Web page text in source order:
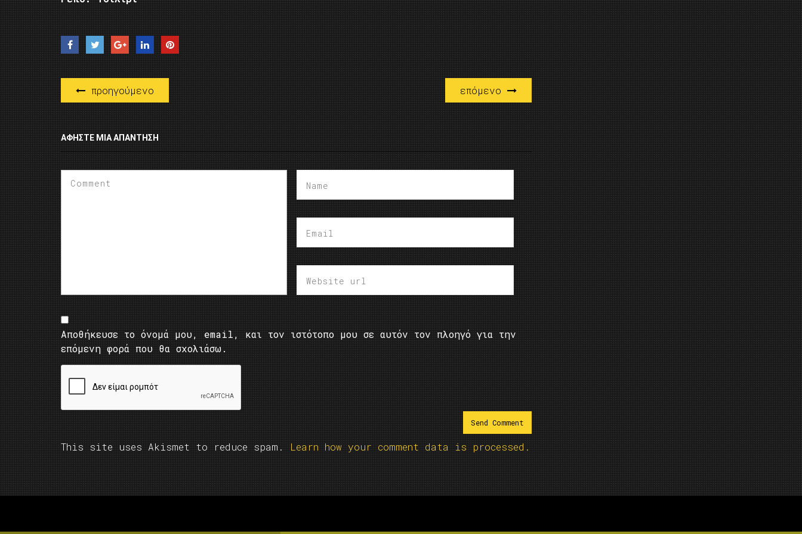
προηγούμενο επόμενο
ΑΦΉΣΤΕ ΜΙΑ ΑΠΆΝΤΗΣΗ
Αποθήκευσε το όνομά μου, email, και τον ιστότοπο μου σε αυτόν τον πλοηγό για την
επόμενη φορά που θα σχολιάσω.
This site uses Akismet to reduce spam. Learn how your comment data is processed.